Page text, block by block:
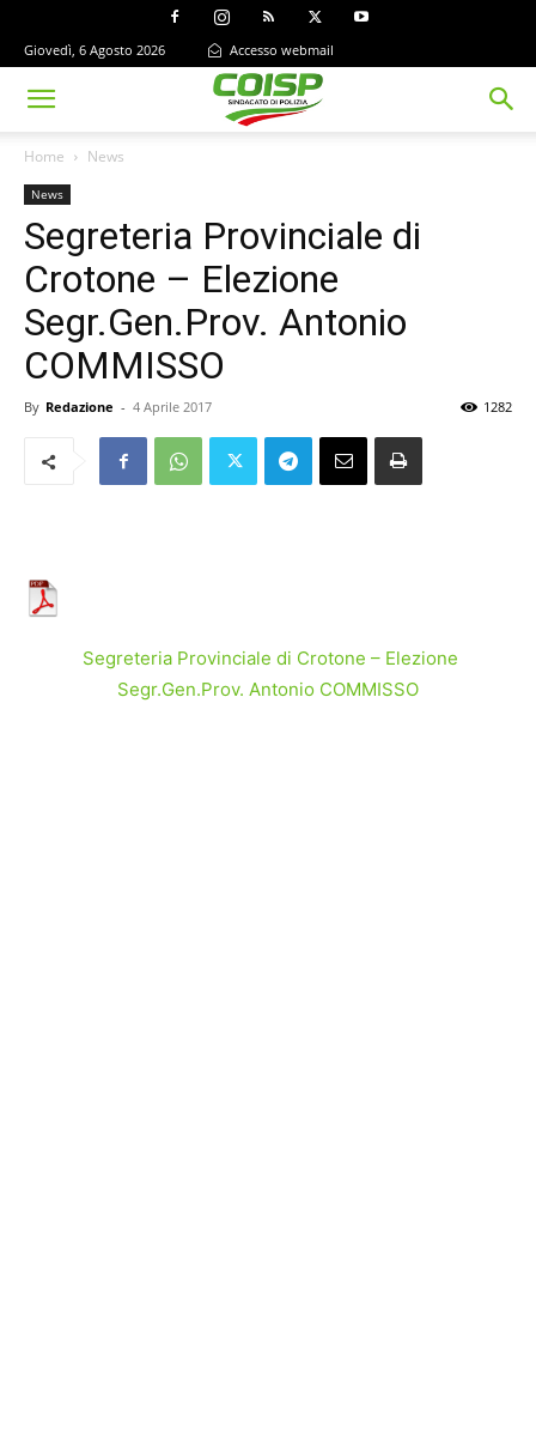
Giovedì, 6 Agosto 2026 Accesso webmail
Home News
News
Segreteria Provinciale di
Crotone – Elezione
Segr.Gen.Prov. Antonio
COMMISSO
By Redazione - 4 Aprile 2017 1282
Segreteria Provinciale di Crotone – Elezione
Segr.Gen.Prov. Antonio COMMISSO